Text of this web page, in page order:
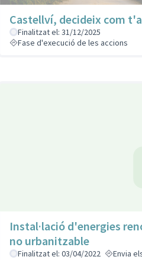
Castellví, decideix com
Finalitzat el: 31/12/2025
Fase d'execució de les accions
Instal·lació d'energies
no urbanitzable
Finalitzat el: 03/04/2022 Envia